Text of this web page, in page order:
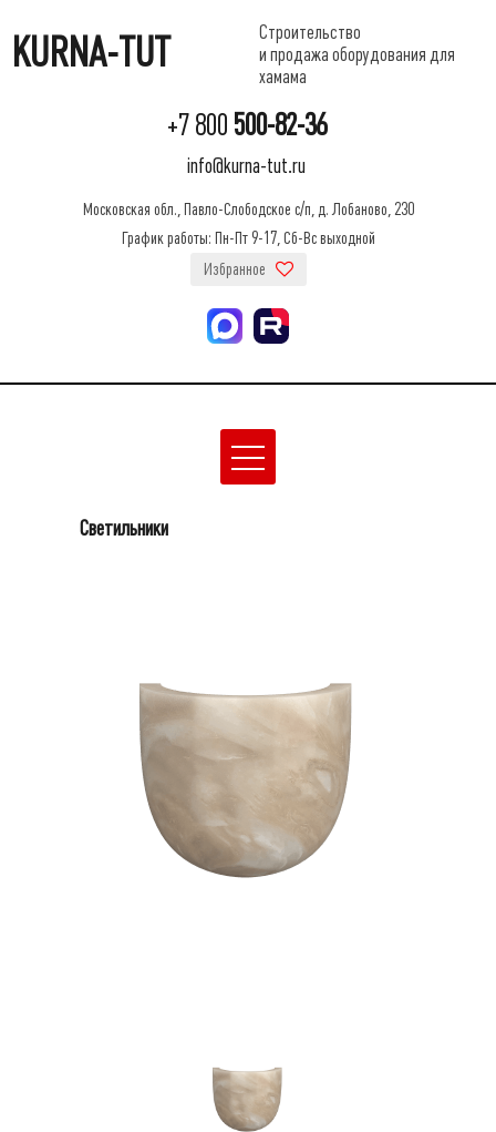
KURNA-TUT
Строительство
и продажа оборудования для
хамама
+7 800 500-82-36
info@kurna-tut.ru
Московская обл., Павло-Слободское с/п, д. Лобаново, 230
График работы: Пн-Пт 9-17, Сб-Вс выходной
Избранное
Светильники